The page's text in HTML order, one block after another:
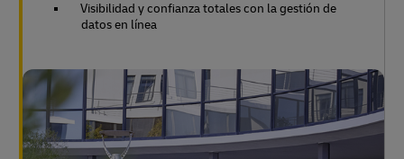
Visibilidad y confianza totales con la gestión de
datos en línea